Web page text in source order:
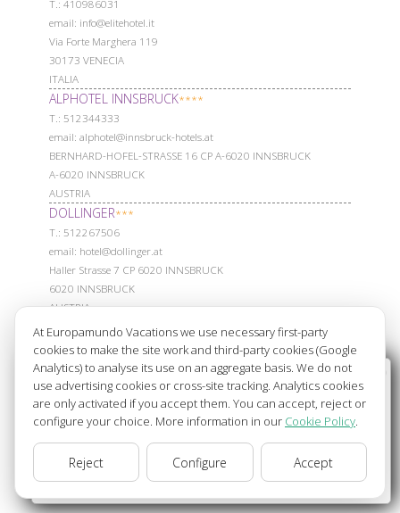
Т.: 410986031
email: info@elitehotel.it
Via Forte Marghera 119
30173 VENECIA
ITALIA
ALPHOTEL INNSBRUCK****
Т.: 512344333
email: alphotel@innsbruck-hotels.at
BERNHARD-HOFEL-STRASSE 16 CP A-6020 INNSBRUCK
A-6020 INNSBRUCK
AUSTRIA
DOLLINGER***
Т.: 512267506
email: hotel@dollinger.at
Haller Strasse 7 CP 6020 INNSBRUCK
6020 INNSBRUCK
AUSTRIA
HILTON GARDEN INN INNSBRUCK TIVOLI ***
Т.: 512890404
Olympiastrasse 41 · 6020 Innsbruck Tirol · Österreich, CP: 6020
6020 INNSBRUCK
AUSTRIA
BEST WESTERN CENTRAL LEONHARD****
Т.: 552274600
email: reservation@central-hotel-leonhard.at
LEONHARDSPLATZ 2 CP 6800 FELDKIRCH
6800 FELDKIRCH
Wellcome to Europamundo Vacations, your in the
international site of:
Bienvenido a Europamundo Vacaciones, está usted en el
sitio internacional de:
USA(en) change/cambiar
At Europamundo Vacations we use necessary first-party
cookies to make the site work and third-party cookies (Google
Analytics) to analyse its use on an aggregate basis. We do not
use advertising cookies or cross-site tracking. Analytics cookies
are only activated if you accept them. You can accept, reject or
configure your choice. More information in our Cookie Policy.
Reject Configure Accept